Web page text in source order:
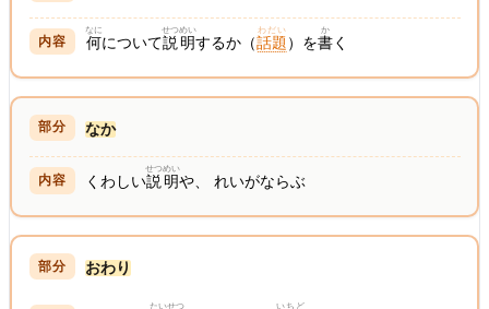
何
なに
について説明
せつめい
するか（話題
わだい
）を書
か
く
なか
くわしい説明
せつめい
や、 れいがならぶ
おわり
たいせつ いちど